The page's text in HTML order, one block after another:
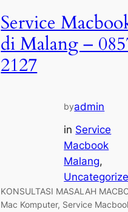
Service
di Malang –
2127
byadmin
in Service
Macbook
Malang
KONSULTASI MASALAH
Mac Komputer, Service